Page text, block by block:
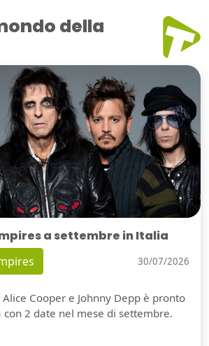
della
a settembre in Italia
30/07/2026
Cooper e Johnny Depp è pronto
2 date nel mese di settembre.